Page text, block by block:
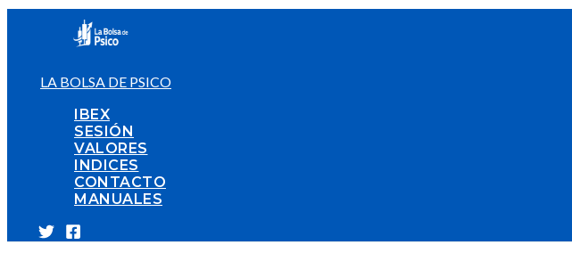
LA BOLSA DE PSICO
IBEX
SESIÓN
VALORES
INDICES
CONTACTO
MANUALES